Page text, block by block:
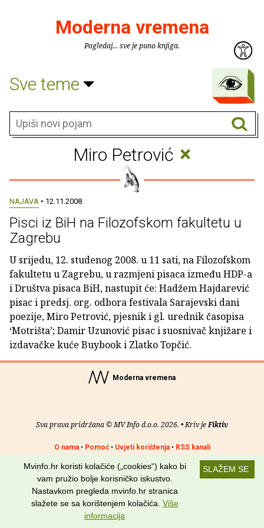
Moderna vremena
Pogledaj... sve je puno knjiga.
Sve teme
Miro Petrović ×
NAJAVA • 12.11.2008.
Pisci iz BiH na Filozofskom fakultetu u
Zagrebu
U srijedu, 12. studenog 2008. u 11 sati, na Filozofskom
fakultetu u Zagrebu, u razmjeni pisaca između HDP-a
i Društva pisaca BiH, nastupit će: Hadžem Hajdarević
pisac i predsj. org. odbora festivala Sarajevski dani
poezije, Miro Petrović, pjesnik i gl. urednik časopisa
‘Motrišta’; Damir Uzunović pisac i suosnivač knjižare i
izdavačke kuće Buybook i Zlatko Topčić.
Moderna vremena
Sva prava pridržana © MV Info d.o.o. 2026. • Kriv jeFiktiv
O nama• Pomoć• Uvjeti korištenja• RSS kanali
Potraži nas na: SLAŽEM SE
Mvinfo.hr koristi kolačiće („cookies“) kako bi
vam pružio bolje korisničko iskustvo.
Nastavkom pregleda mvinfo.hr stranica
slažete se sa korištenjem kolačića. Više
informacija